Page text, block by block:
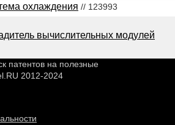
охлаждения // 123993
вычислительных модулей
патентов на полезные
2012-2024